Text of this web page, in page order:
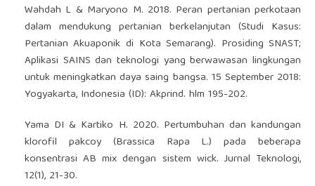
Wahdah L & Maryono M. 2018. Peran pertanian perkotaan
dalam mendukung pertanian berkelanjutan (Studi Kasus:
Pertanian Akuaponik di Kota Semarang). Prosiding SNAST;
Aplikasi SAINS dan teknologi yang berwawasan lingkungan
untuk meningkatkan daya saing bangsa. 15 September 2018:
Yogyakarta, Indonesia (ID): Akprind. hlm 195-202.
Yama DI & Kartiko H. 2020. Pertumbuhan dan kandungan
klorofil pakcoy (Brassica Rapa L.) pada beberapa
konsentrasi AB mix dengan sistem wick. Jurnal Teknologi,
12(1), 21-30.